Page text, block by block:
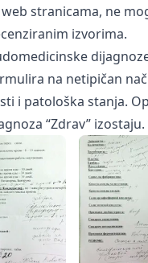
stranicama, ne
izvorima.
na netipičan
i patološka stanja.
“Zdrav” izostaju.